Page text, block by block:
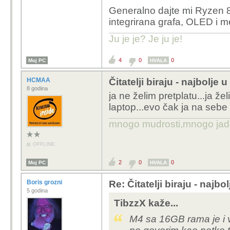
Generalno dajte mi Ryzen
integrirana grafa, OLED i
Ju je je? Je ju je!
Moj PC 4 0 HVALA 0
HCMAA
8 godina
OFFLINE
Čitatelji biraju - najbolje
ja ne želim pretplatu...ja
laptop...evo čak ja na
mnogo mudrosti,mnogo
Moj PC 2 0 HVALA 0
Boris grozni
5 godina
Re: Čitatelji biraju -
TibzzX kaže...
M4 sa 16GB rama je i